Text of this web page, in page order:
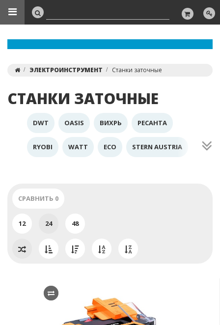
ЭЛЕКТРОИНСТРУМЕНТ Станки заточные
СТАНКИ ЗАТОЧНЫЕ
DWT OASIS ВИХРЬ РЕСАНТА
RYOBI WATT ECO STERN AUSTRIA
СРАВНИТЬ 0
12 24 48